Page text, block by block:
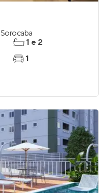
Sorocaba
1 e 2
1